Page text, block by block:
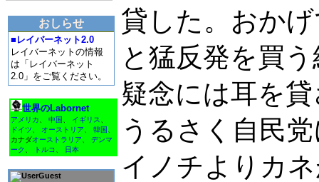
おしらせ
■レイバーネット2.0
レイバーネットの情報
は「レイバーネット
2.0」をご覧ください。
世界のLabornet
アメリカ 中国 イギリス
ドイツ
オーストリア 韓国
カナダオーストラリア
デンマ
ーク
トルコ 日本
Guest
貸した。おか
と猛反発を買
疑念には耳を
うるさく自民
イノチよりカ